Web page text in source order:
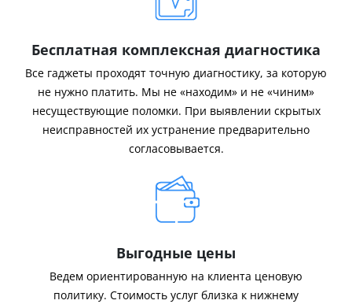
Бесплатная комплексная диагностика
Все гаджеты проходят точную диагностику, за которую
не нужно платить. Мы не «находим» и не «чиним»
несуществующие поломки. При выявлении скрытых
неисправностей их устранение предварительно
согласовывается.
Выгодные цены
Ведем ориентированную на клиента ценовую
политику. Стоимость услуг близка к нижнему